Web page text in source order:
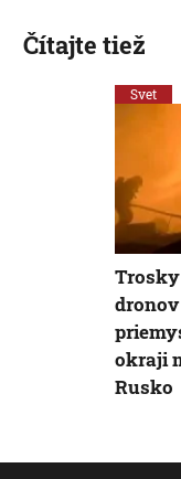
Čítajte tiež
Svet
okraji
Rusko